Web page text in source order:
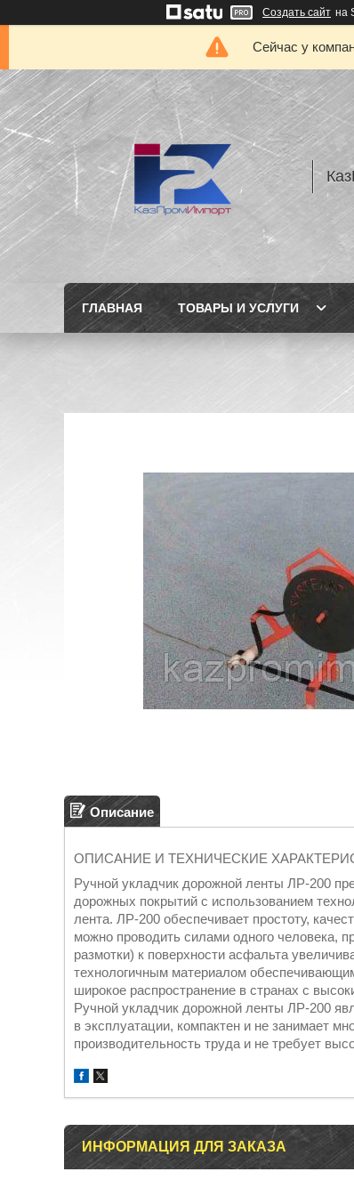
Создать сайт на
Сейчас у
ГЛАВНАЯ ТОВАРЫ И УСЛУГИ
Описание
ОПИСАНИЕ И ТЕХНИЧЕСКИЕ
Ручной укладчик дорожной ленты ЛР-200
дорожных покрытий с использованием
лента. ЛР-200 обеспечивает простоту,
можно проводить силами одного человека,
размотки) к поверхности асфальта
технологичным материалом
широкое распространение в странах с
Ручной укладчик дорожной ленты ЛР-200
в эксплуатации, компактен и не занимает
производительность труда и не требует
ИНФОРМАЦИЯ ДЛЯ ЗАКАЗА